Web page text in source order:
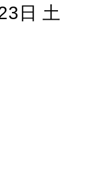
日 土